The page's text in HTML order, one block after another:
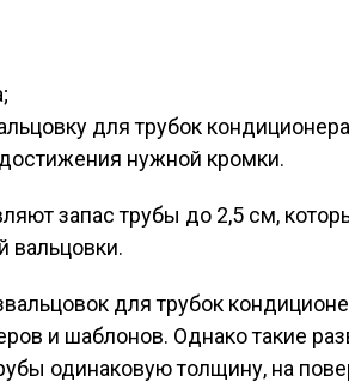
для трубок
нужной кромки.
запас трубы до 2,5 см,
вальцовки.
для трубок
и шаблонов. Однако такие
одинаковую толщину, на